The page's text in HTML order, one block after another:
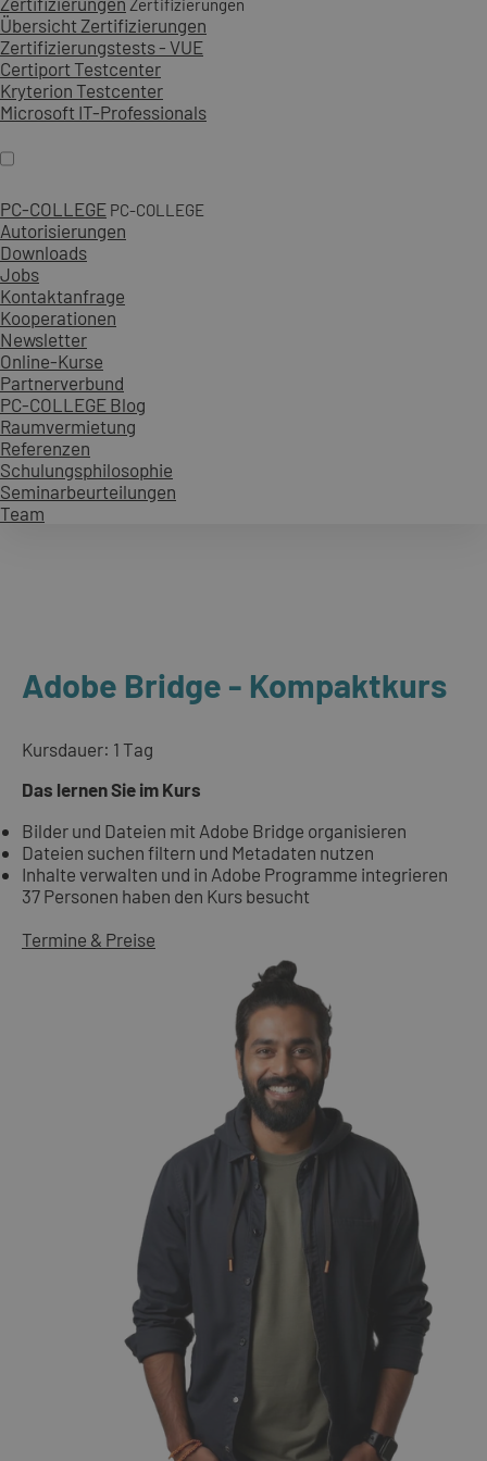
Zertifizierungen
Übersicht Zertifizierungen
Zertifizierungstests - VUE
Certiport Testcenter
Kryterion Testcenter
Microsoft IT-Professionals
PC-COLLEGE PC-COLLEGE
Autorisierungen
Downloads
Jobs
Kontaktanfrage
Kooperationen
Newsletter
Online-Kurse
Partnerverbund
PC-COLLEGE Blog
Raumvermietung
Referenzen
Schulungsphilosophie
Seminarbeurteilungen
Team
Adobe Bridge - Kompaktkurs
Kursdauer: 1 Tag
Das lernen Sie im Kurs
Bilder und Dateien mit Adobe Bridge organisieren
Dateien suchen filtern und Metadaten nutzen
Inhalte verwalten und in Adobe Programme integrieren
37 Personen haben den Kurs besucht
Termine & Preise